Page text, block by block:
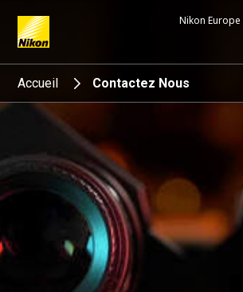
Nikon Europe
Search keyword(s)
Accueil Contactez Nous